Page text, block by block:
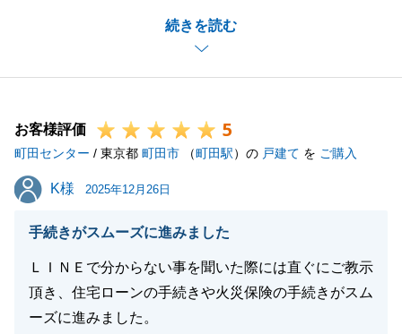
続きを読む
できたことを大変光栄に思います。
お褒めいただき、うれしく思います。
いただいたお言葉を励みに、日々精進してまいります
くお願い申し上げます。
お客様評価 5
町田センター / 東京都 町田市 （町田駅）の 戸建て を ご購入
K様
K様 2025年12月26日
手続きがスムーズに進みました
ＬＩＮＥで分からない事を聞いた際には直ぐにご教示
頂き、住宅ローンの手続きや火災保険の手続きがスム
ーズに進みました。